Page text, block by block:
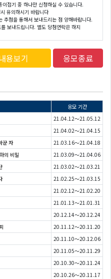
이접기 중 하나만 신청하실 수 있습니다.
유의하시기 바랍니다
추첨을 통해서 보내드리는 점 양해바랍니다.
보내드립니다. 별도 당첨연락은 하지
용보기 응모종료
응모 기간
21.04.12～21.05.12
21.04.02～21.04.15
꾼 자
21.03.16～21.04.18
의 비밀
21.03.09～21.04.06
21.03.02～21.03.21
21.02.25～21.03.15
21.02.12～21.02.20
21.01.13～21.01.31
20.12.14～20.12.24
20.11.12～20.11.20
20.11.10～20.12.06
20.11.05～20.11.29
20.10.30～20.11.24
20.10.26～20.11.17